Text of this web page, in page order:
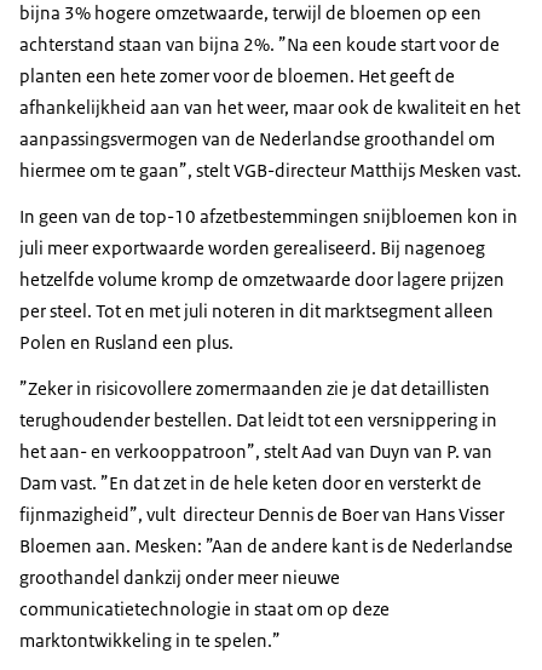
bijna 3% hogere omzetwaarde, terwijl de bloemen op een
achterstand staan van bijna 2%. ”Na een koude start voor de
planten een hete zomer voor de bloemen. Het geeft de
afhankelijkheid aan van het weer, maar ook de kwaliteit en het
aanpassingsvermogen van de Nederlandse groothandel om
hiermee om te gaan”, stelt VGB-directeur Matthijs Mesken vast.
In geen van de top-10 afzetbestemmingen snijbloemen kon in
juli meer exportwaarde worden gerealiseerd. Bij nagenoeg
hetzelfde volume kromp de omzetwaarde door lagere prijzen
per steel. Tot en met juli noteren in dit marktsegment alleen
Polen en Rusland een plus.
”Zeker in risicovollere zomermaanden zie je dat detaillisten
terughoudender bestellen. Dat leidt tot een versnippering in
het aan- en verkooppatroon”, stelt Aad van Duyn van P. van
Dam vast. ”En dat zet in de hele keten door en versterkt de
fijnmazigheid”, vult directeur Dennis de Boer van Hans Visser
Bloemen aan. Mesken: ”Aan de andere kant is de Nederlandse
groothandel dankzij onder meer nieuwe
communicatietechnologie in staat om op deze
marktontwikkeling in te spelen.”